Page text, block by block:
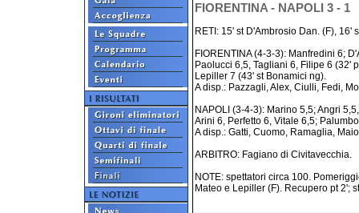
FIORENTINA - NAPOLI 3 - 1
RETI: 15' st D'Ambrosio Dan. (F), 16'
FIORENTINA (4-3-3): Manfredini 6;
Paolucci 6,5, Tagliani 6, Filipe 6 (32'
Lepiller 7 (43' st Bonamici ng).
A disp.: Pazzagli, Alex, Ciulli, Fedi,
NAPOLI (3-4-3): Marino 5,5; Angri
Arini 6, Perfetto 6, Vitale 6,5;
A disp.: Gatti, Cuomo, Ramaglia,
ARBITRO: Fagiano di Civitavecchia.
NOTE: spettatori circa 100.
Mateo e Lepiller (F). Recupero pt 2';